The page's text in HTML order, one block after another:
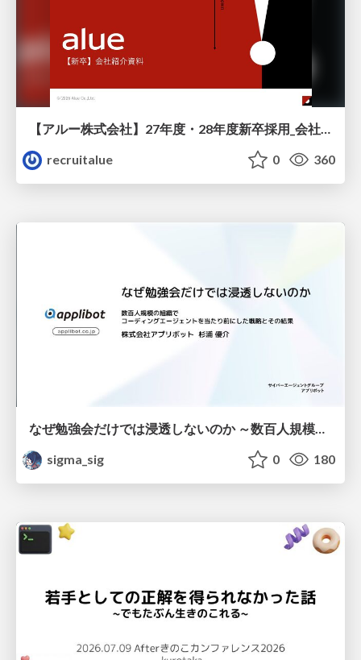
recruitalue
0 360
なぜ勉強会だけでは浸透しないのか ～数百人規模の組織でコーディングエージェントを当たり前にした戦略とその結果～
sigma_sig
0 180